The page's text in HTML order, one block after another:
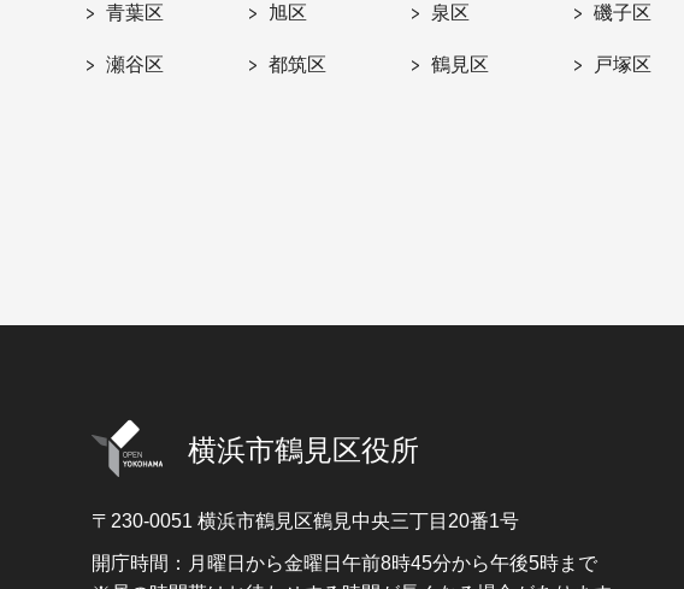
青葉区 旭区 泉区 磯子区
瀬谷区 都筑区 鶴見区 戸塚区
横浜市鶴見区役所
〒230-0051 横浜市鶴見区鶴見中央三丁目20番1号
開庁時間：月曜日から金曜日午前8時45分から午後5時まで